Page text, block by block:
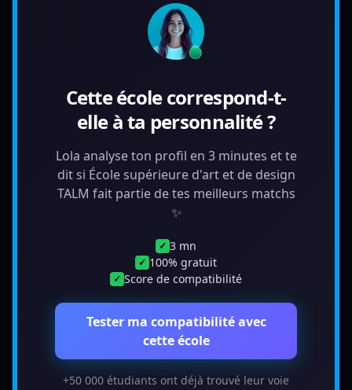
Cette école correspond-t-
elle à ta personnalité ?
Lola analyse ton profil en 3 minutes et te
dit si École supérieure d'art et de design
TALM fait partie de tes meilleurs matchs
✨
✓ 3 mn
✓ 100% gratuit
✓ Score de compatibilité
Tester ma compatibilité avec
cette école
+50 000 étudiants ont déjà trouvé leur voie